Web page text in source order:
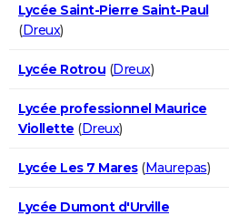
Lycée Saint-Pierre Saint-Paul
(Dreux)
Lycée Rotrou (Dreux)
Lycée professionnel Maurice
Viollette (Dreux)
Lycée Les 7 Mares(Maurepas)
Lycée Dumont d'Urville